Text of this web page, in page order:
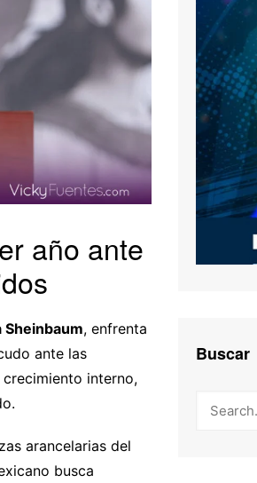
año ante
Sheinbaum, enfrenta
ante las
interno,
arancelarias del
busca
Buscar